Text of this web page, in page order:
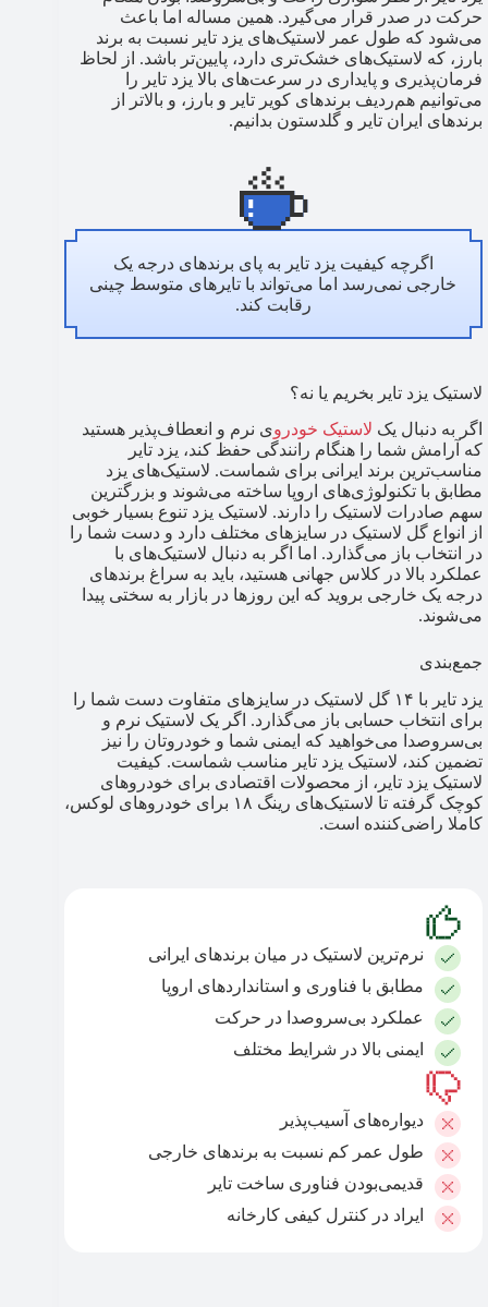
حرکت در صدر قرار می‌گیرد. همین مساله اما باعث
می‌شود که طول عمر لاستیک‌های یزد تایر نسبت به برند
بارز، که لاستیک‌های خشک‌تری دارد، پایین‌تر باشد. از لحاظ
فرمان‌پذیری و پایداری در سرعت‌های بالا یزد تایر را
می‌توانیم هم‌ردیف برندهای کویر تایر و بارز، و بالاتر از
برندهای ایران تایر و گلدستون بدانیم.
اگرچه کیفیت یزد تایر به پای برندهای درجه یک
خارجی نمی‌رسد اما می‌تواند با تایرهای متوسط چینی
رقابت کند.
لاستیک یزد تایر بخریم یا نه؟
اگر به دنبال یک لاستیک خودروی نرم و انعطاف‌پذیر هستید
که آرامش شما را هنگام رانندگی حفظ کند، یزد تایر
مناسب‌ترین برند ایرانی برای شماست. لاستیک‌های یزد
مطابق با تکنولوژی‌های اروپا ساخته می‌شوند و بزرگترین
سهم صادرات لاستیک را دارند. لاستیک یزد تنوع بسیار خوبی
از انواع گل لاستیک در سایزهای مختلف دارد و دست شما را
در انتخاب باز می‌گذارد. اما اگر به دنبال لاستیک‌های با
عملکرد بالا در کلاس جهانی هستید، باید به سراغ برندهای
درجه یک خارجی بروید که این روزها در بازار به سختی پیدا
می‌شوند.
جمع‌بندی
یزد تایر با ۱۴ گل لاستیک در سایزهای متفاوت دست شما را
برای انتخاب حسابی باز می‌گذارد. اگر یک لاستیک نرم و
بی‌سروصدا می‌خواهید که ایمنی شما و خودروتان را نیز
تضمین کند، لاستیک یزد تایر مناسب شماست. کیفیت
لاستیک یزد تایر، از محصولات اقتصادی برای خودروهای
کوچک گرفته تا لاستیک‌های رینگ ۱۸ برای خودروهای لوکس،
کاملا راضی‌کننده است.
نرم‌ترین لاستیک در میان برندهای ایرانی
مطابق با فناوری و استانداردهای اروپا
عملکرد بی‌سروصدا در حرکت
ایمنی بالا در شرایط مختلف
دیواره‌های آسیب‌پذیر
طول عمر کم نسبت به برندهای خارجی
قدیمی‌بودن فناوری ساخت تایر
ایراد در کنترل کیفی کارخانه